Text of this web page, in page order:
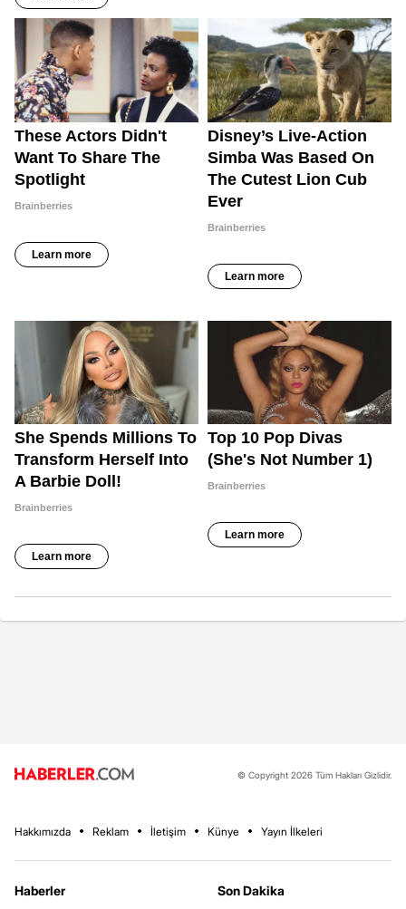
© Copyright 2026 Tüm Hakları Gizlidir.
Hakkımızda Reklam İletişim Künye Yayın İlkeleri
Haberler
Son Dakika